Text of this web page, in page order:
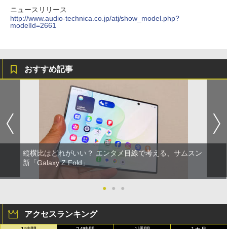
ニュースリリース
http://www.audio-technica.co.jp/atj/show_model.php?
modelId=2661
おすすめ記事
縦横比はどれがいい？ エンタメ目線で考える、サムスン
新「Galaxy Z Fold」
● ● ●
アクセスランキング